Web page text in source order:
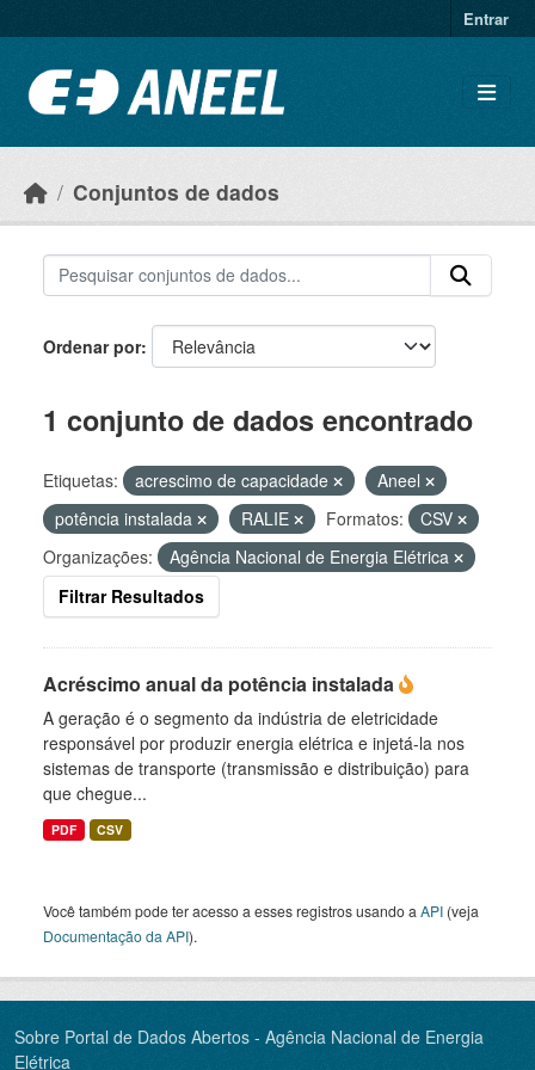
Entrar
Conjuntos de dados
Ordenar por
1 conjunto de dados encontrado
Etiquetas: acrescimo de capacidade
Aneel
potência instalada
RALIE Formatos:
CSV
Organizações:
Agência Nacional de Energia Elétrica
Filtrar Resultados
Acréscimo anual da potência instalada
A geração é o segmento da indústria de eletricidade
responsável por produzir energia elétrica e injetá-la nos
sistemas de transporte (transmissão e distribuição) para
que chegue...
PDF CSV
Você também pode ter acesso a esses registros usando a API (veja
Documentação da API).
Sobre Portal de Dados Abertos - Agência Nacional de Energia
Elétrica